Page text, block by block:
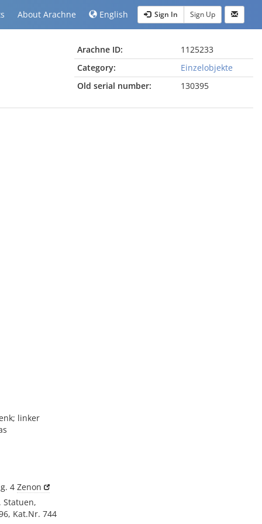
About Arachne English Sign In Sign Up
Arachne ID:
1125233
Category:
Einzelobjekte
Old serial number:
130395
linker
4 Zenon
Statuen,
Kat.Nr. 744